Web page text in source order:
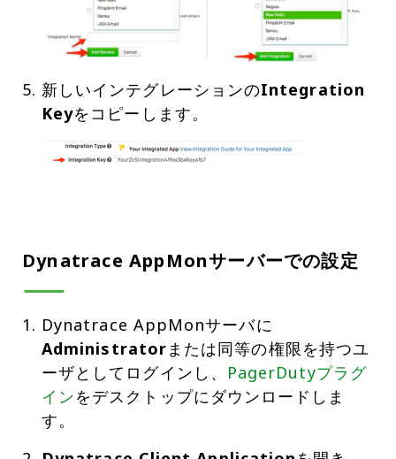
新しいインテグレーションのIntegration
Key
Dynatrace AppMonサーバーでの設定
Dynatrace AppMonサーバに
Administratorまたは同等の権限を持つユ
ーザとしてログインし、 PagerDutyプラグ
インをデスクトップにダウンロードしま
す。